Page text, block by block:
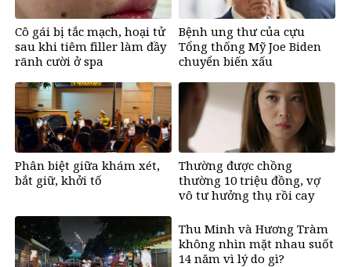
Cô gái bị tắc mạch, hoại tử
sau khi tiêm filler làm đầy
rãnh cười ở spa
Bệnh ung thư của cựu
Tổng thống Mỹ Joe Biden
chuyển biến xấu
Phân biệt giữa khám xét,
bắt giữ, khởi tố
Thường được chồng
thường 10 triệu đồng, vợ
vô tư hưởng thụ rồi cay
sau
Thu Minh và Hương Tràm
không nhìn mặt nhau suốt
14 năm vì lý do gì?